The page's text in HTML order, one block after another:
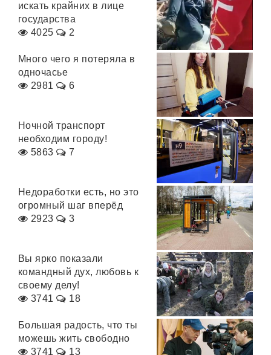
искать крайних в лице
государства
4025
2
Много чего я потеряла в
одночасье
2981
6
Ночной транспорт
необходим городу!
5863
7
Недоработки есть, но это
огромный шаг вперёд
2923
3
Вы ярко показали
командный дух, любовь к
своему делу!
3741
18
Большая радость, что ты
можешь жить свободно
3741
13